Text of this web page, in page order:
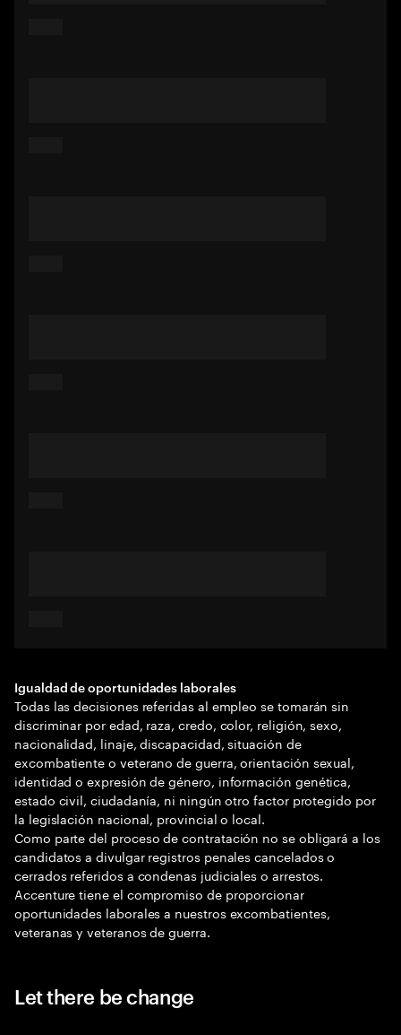
Igualdad de oportunidades laborales
Todas las decisiones referidas al empleo se tomarán sin
discriminar por edad, raza, credo, color, religión, sexo,
nacionalidad, linaje, discapacidad, situación de
excombatiente o veterano de guerra, orientación sexual,
identidad o expresión de género, información genética,
estado civil, ciudadanía, ni ningún otro factor protegido por
la legislación nacional, provincial o local.
Como parte del proceso de contratación no se obligará a los
candidatos a divulgar registros penales cancelados o
cerrados referidos a condenas judiciales o arrestos.
Accenture tiene el compromiso de proporcionar
oportunidades laborales a nuestros excombatientes,
veteranas y veteranos de guerra.
Let there be change